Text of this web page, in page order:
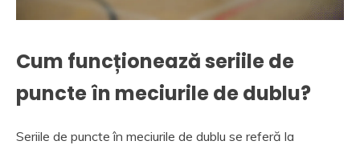
Cum funcționează seriile de
puncte în meciurile de dublu?
Seriile de puncte în meciurile de dublu se referă la